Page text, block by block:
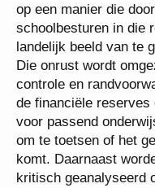
op een manier die
schoolbesturen in die
landelijk beeld van te
Die onrust wordt
controle en
de financiële reserves
voor passend
om te toetsen of het
komt. Daarnaast
kritisch geanalyseerd